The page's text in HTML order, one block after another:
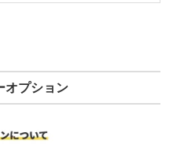
オプション